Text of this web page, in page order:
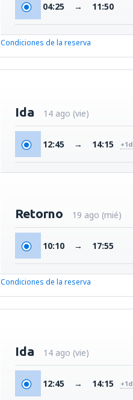
04:25 → 11:50
Condiciones de la reserva
Ida 14 ago (vie)
12:45 → 14:15 +1d
Retorno 19 ago (mié)
10:10 → 17:55
Condiciones de la reserva
Ida 14 ago (vie)
12:45 → 14:15 +1d